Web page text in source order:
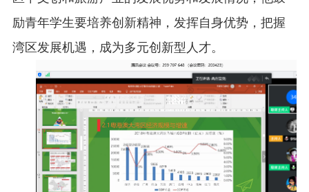
励青年学生要培养创新精神，发挥自身优势，把握
湾区发展机遇，成为多元创新型人才。